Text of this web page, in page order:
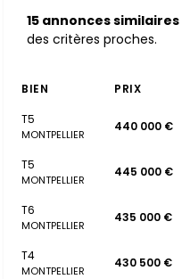
15 annonces similaires
des critères proches.
BIEN PRIX
T5
MONTPELLIER
440 000 €
T5
MONTPELLIER
445 000 €
T6
MONTPELLIER
435 000 €
T4
MONTPELLIER
430 500 €